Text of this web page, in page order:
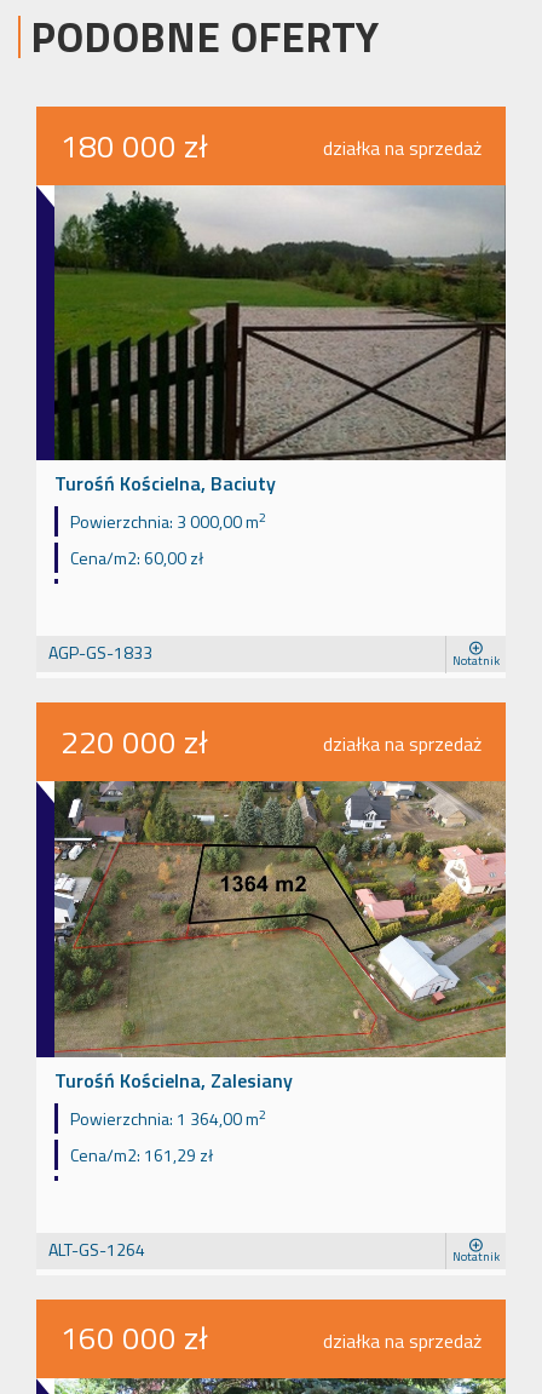
PODOBNE OFERTY
180 000 zł działka na sprzedaż
Turośń Kościelna, Baciuty
Powierzchnia: 3 000,00 m2
Cena/m2:60,00 zł
AGP-GS-1833 Notatnik
220 000 zł działka na sprzedaż
Turośń Kościelna, Zalesiany
Powierzchnia: 1 364,00 m2
Cena/m2: 161,29 zł
ALT-GS-1264 Notatnik
160 000 zł działka na sprzedaż